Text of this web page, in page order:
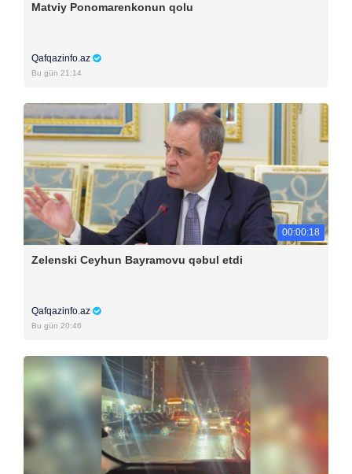
Matviy Ponomarenkonun qolu
Qafqazinfo.az
Bu gün 21:14
00:00:18
Zelenski Ceyhun Bayramovu qəbul etdi
Qafqazinfo.az
Bu gün 20:46